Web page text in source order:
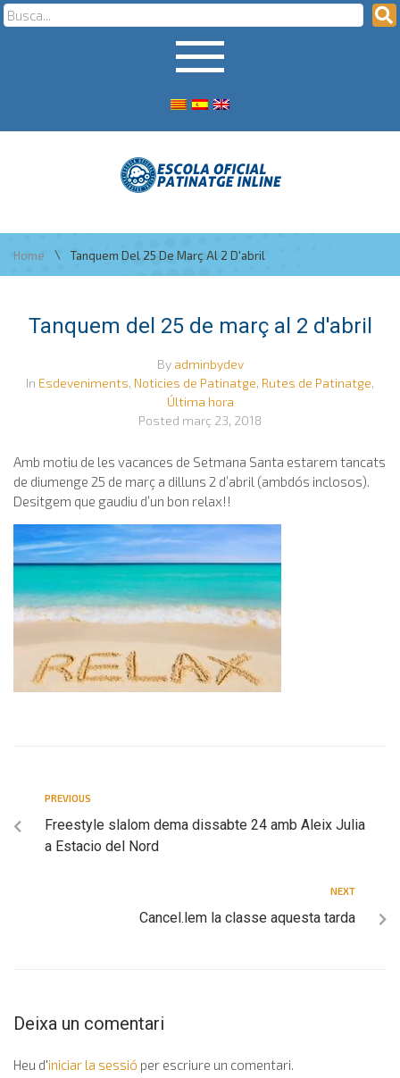
Home \ Tanquem Del 25 De Març Al 2 D'abril
Tanquem del 25 de març al 2 d'abril
By adminbydev
In Esdeveniments, Noticies de Patinatge, Rutes de Patinatge,
Última hora
Posted març 23, 2018
Amb motiu de les vacances de Setmana Santa estarem tancats
de diumenge 25 de març a dilluns 2 d’abril (ambdós inclosos).
Desitgem que gaudiu d’un bon relax!!
PREVIOUS
Freestyle slalom dema dissabte 24 amb Aleix Julia
a Estacio del Nord
NEXT
Cancel.lem la classe aquesta tarda
Deixa un comentari
Heu d'iniciar la sessió per escriure un comentari.